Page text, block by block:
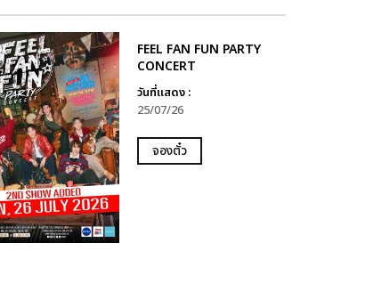
FEEL FAN FUN PARTY
CONCERT
วันที่แสดง :
25/07/26
จองตั๋ว